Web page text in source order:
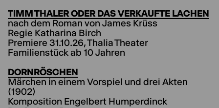
TIMM THALER ODER DAS VERKAUFTE LACHEN
nach dem Roman von James Krüss
Regie Katharina Birch
Premiere 31.10.26, Thalia Theater
Familienstück ab 10 Jahren
DORNRÖSCHEN
Märchen in einem Vorspiel und drei Akten
(1902)
Komposition Engelbert Humperdinck